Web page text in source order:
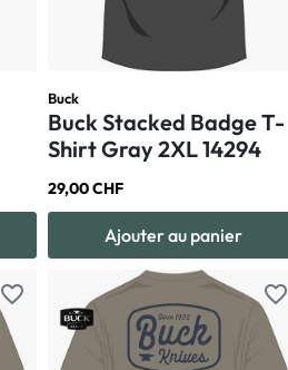
Buck
Buck Stacked Badge T-
Shirt Gray 2XL 14294
29,00 CHF
Ajouter au panier
favorite_border favorite_border